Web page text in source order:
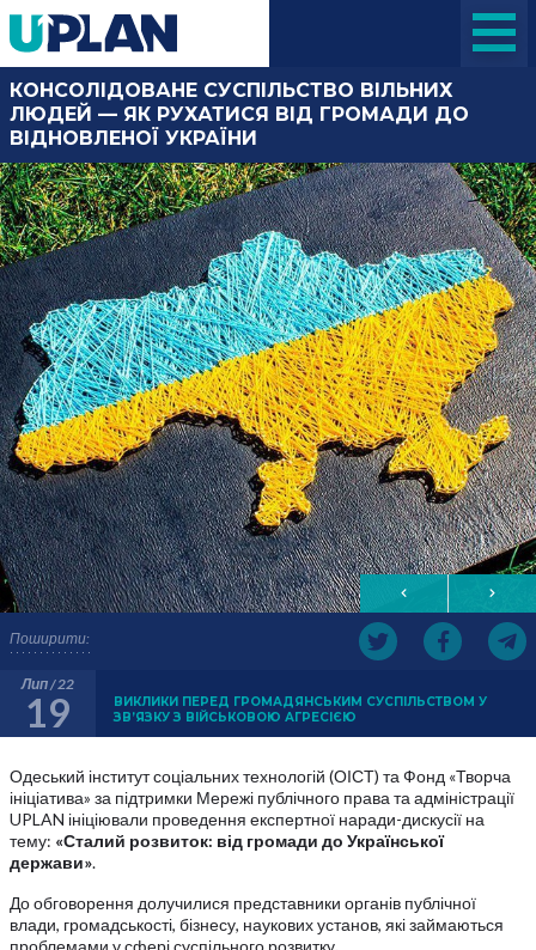
Поширити:
КОНСОЛІДОВАНЕ СУСПІЛЬСТВО ВІЛЬНИХ
ЛЮДЕЙ — ЯК РУХАТИСЯ ВІД ГРОМАДИ ДО
ВІДНОВЛЕНОЇ УКРАЇНИ
Лип / 22
19
ВИКЛИКИ ПЕРЕД ГРОМАДЯНСЬКИМ СУСПІЛЬСТВОМ У
ЗВ’ЯЗКУ З ВІЙСЬКОВОЮ АГРЕСІЄЮ
Одеський інститут соціальних технологій (ОІСТ) та Фонд «Творча
ініціатива» за підтримки Мережі публічного права та адміністрації
UPLAN ініціювали проведення експертної наради-дискусії на
тему: «Сталий розвиток: від громади до Української
держави».
До обговорення долучилися представники органів публічної
влади, громадськості, бізнесу, наукових установ, які займаються